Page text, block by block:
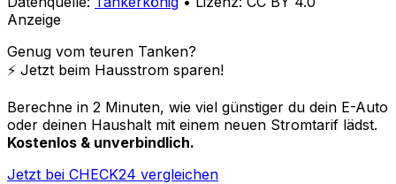
Anzeige
Genug vom teuren Tanken?
⚡️ Jetzt beim Hausstrom sparen!
Berechne in 2 Minuten, wie viel günstiger du dein E-Auto
oder deinen Haushalt mit einem neuen Stromtarif lädst.
Kostenlos & unverbindlich.
Jetzt bei CHECK24 vergleichen